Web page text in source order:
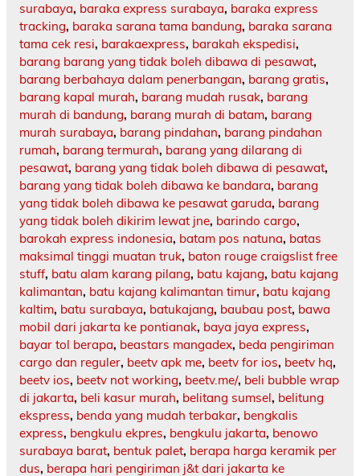
surabaya, baraka express surabaya, baraka express
tracking, baraka sarana tama bandung, baraka sarana
tama cek resi, barakaexpress, barakah ekspedisi,
barang barang yang tidak boleh dibawa di pesawat,
barang berbahaya dalam penerbangan, barang gratis,
barang kapal murah, barang mudah rusak, barang
murah di bandung, barang murah di batam, barang
murah surabaya, barang pindahan, barang pindahan
rumah, barang termurah, barang yang dilarang di
pesawat, barang yang tidak boleh dibawa di pesawat,
barang yang tidak boleh dibawa ke bandara, barang
yang tidak boleh dibawa ke pesawat garuda, barang
yang tidak boleh dikirim lewat jne, barindo cargo,
barokah express indonesia, batam pos natuna, batas
maksimal tinggi muatan truk, baton rouge craigslist free
stuff, batu alam karang pilang, batu kajang, batu kajang
kalimantan, batu kajang kalimantan timur, batu kajang
kaltim, batu surabaya, batukajang, baubau post, bawa
mobil dari jakarta ke pontianak, baya jaya express,
bayar tol berapa, beastars mangadex, beda pengiriman
cargo dan reguler, beetv apk me, beetv for ios, beetv hq,
beetv ios, beetv not working, beetv.me/, beli bubble wrap
di jakarta, beli kasur murah, belitang sumsel, belitung
ekspress, benda yang mudah terbakar, bengkalis
express, bengkulu ekpres, bengkulu jakarta, benowo
surabaya barat, bentuk palet, berapa harga keramik per
dus, berapa hari pengiriman j&t dari jakarta ke